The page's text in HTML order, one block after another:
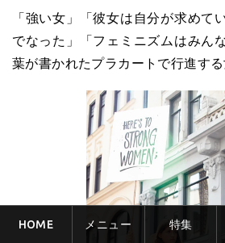
「強い女」「彼女は自分が求めて
でなった」「フェミニズムはみん
葉が書かれたプラカートで行進する
HOME メニュー 特集